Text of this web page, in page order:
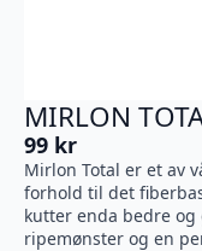
MIRLON
99 kr
Mirlon Total er et av
forhold til det
kutter enda bedre
ripemønster og en